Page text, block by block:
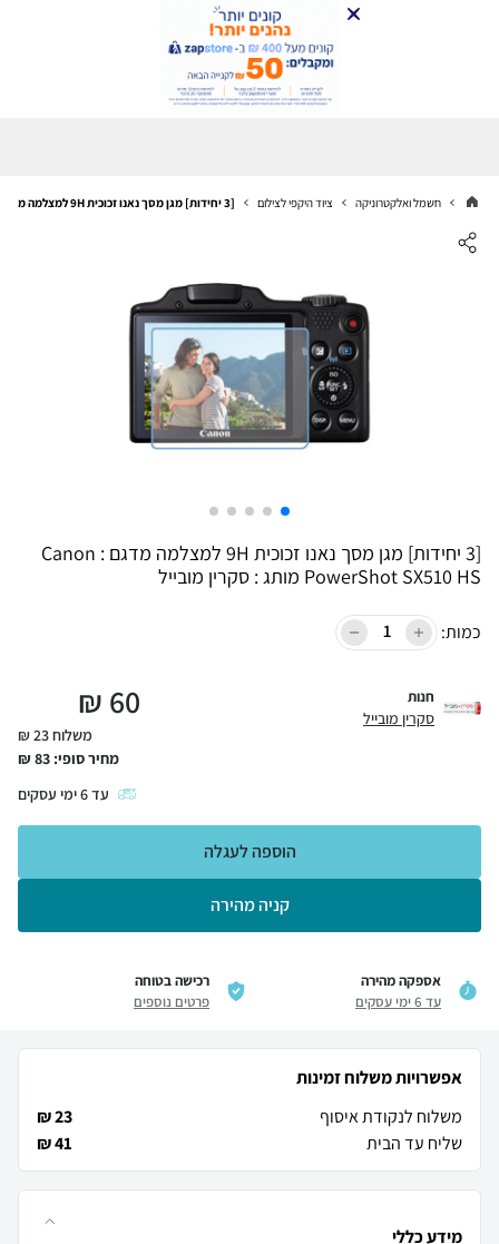
חשמל ואלקטרוניקה ציוד היקפי לצילום [3 יחידות] מגן מסך נאנו זכוכית 9H למצלמה מדגם : Canon PowerShot SX510 HS מותג : סקרין מובייל
[3 יחידות] מגן מסך נאנו זכוכית 9H למצלמה מדגם : Canon
PowerShot SX510 HS מותג : סקרין מובייל
כמות:
חנות
סקרין מובייל 60
₪
משלוח 23 ₪
מחיר סופי: 83
₪
עד6ימי עסקים
קניה מהירה
הוספה לעגלה
אספקה מהירה
עד 6 ימי עסקים
רכישה בטוחה
פרטים נוספים
אפשרויות משלוח זמינות
משלוח לנקודת איסוף
23 ₪
שליח עד הבית
41 ₪
מידע כללי